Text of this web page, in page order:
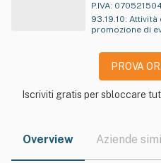
P.IVA:
93.19.10: Attività
promozione di
PROVA
Iscriviti gratis per sbloccare
Overview Aziende